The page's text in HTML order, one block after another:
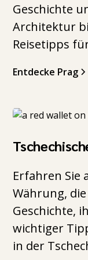
Geschichte
Architektur
Reisetipps
Entdecke Prag
Erfahren Sie
Währung,
Geschichte,
wichtiger
in der